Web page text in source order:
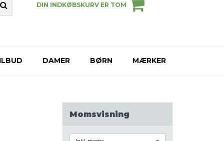
DIN INDKØBSKURV ER TOM
DAMER BØRN MÆRKER
Momsvisning